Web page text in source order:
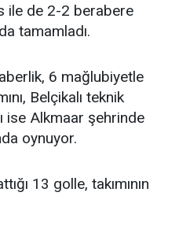
ile de 2-2 berabere
tamamladı.
6 mağlubiyetle
Belçikalı teknik
ise Alkmaar şehrinde
oynuyor.
13 golle, takımının